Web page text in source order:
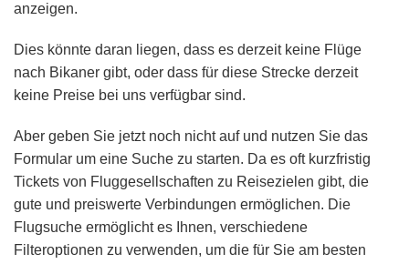
anzeigen.
Dies könnte daran liegen, dass es derzeit keine Flüge
nach Bikaner gibt, oder dass für diese Strecke derzeit
keine Preise bei uns verfügbar sind.
Aber geben Sie jetzt noch nicht auf und nutzen Sie das
Formular um eine Suche zu starten. Da es oft kurzfristig
Tickets von Fluggesellschaften zu Reisezielen gibt, die
gute und preiswerte Verbindungen ermöglichen. Die
Flugsuche ermöglicht es Ihnen, verschiedene
Filteroptionen zu verwenden, um die für Sie am besten